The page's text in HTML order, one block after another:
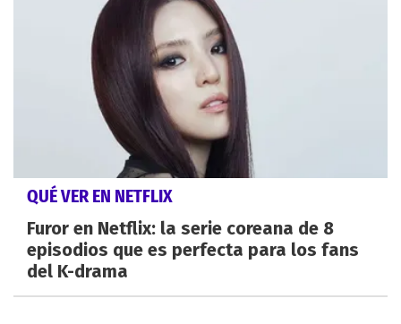
QUÉ VER EN NETFLIX
Furor en Netflix: la serie coreana de 8
episodios que es perfecta para los fans
del K-drama